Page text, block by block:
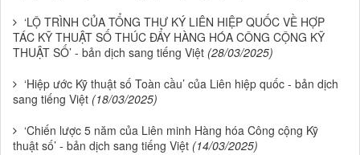
‘LỘ TRÌNH CỦA TỔNG THƯ KÝ LIÊN HIỆP QUỐC VỀ HỢP
TÁC KỸ THUẬT SỐ THÚC ĐẨY HÀNG HÓA CÔNG CỘNG KỸ
THUẬT SỐ’ - bản dịch sang tiếng Việt (28/03/2025)
‘Hiệp ước Kỹ thuật số Toàn cầu’ của Liên hiệp quốc - bản dịch
sang tiếng Việt (18/03/2025)
‘Chiến lược 5 năm của Liên minh Hàng hóa Công cộng Kỹ
thuật số’ - bản dịch sang tiếng Việt (14/03/2025)